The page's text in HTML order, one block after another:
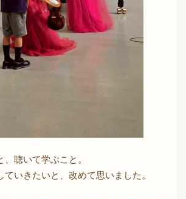
聴いて学ぶこと。
ていきたいと、改めて思いました。